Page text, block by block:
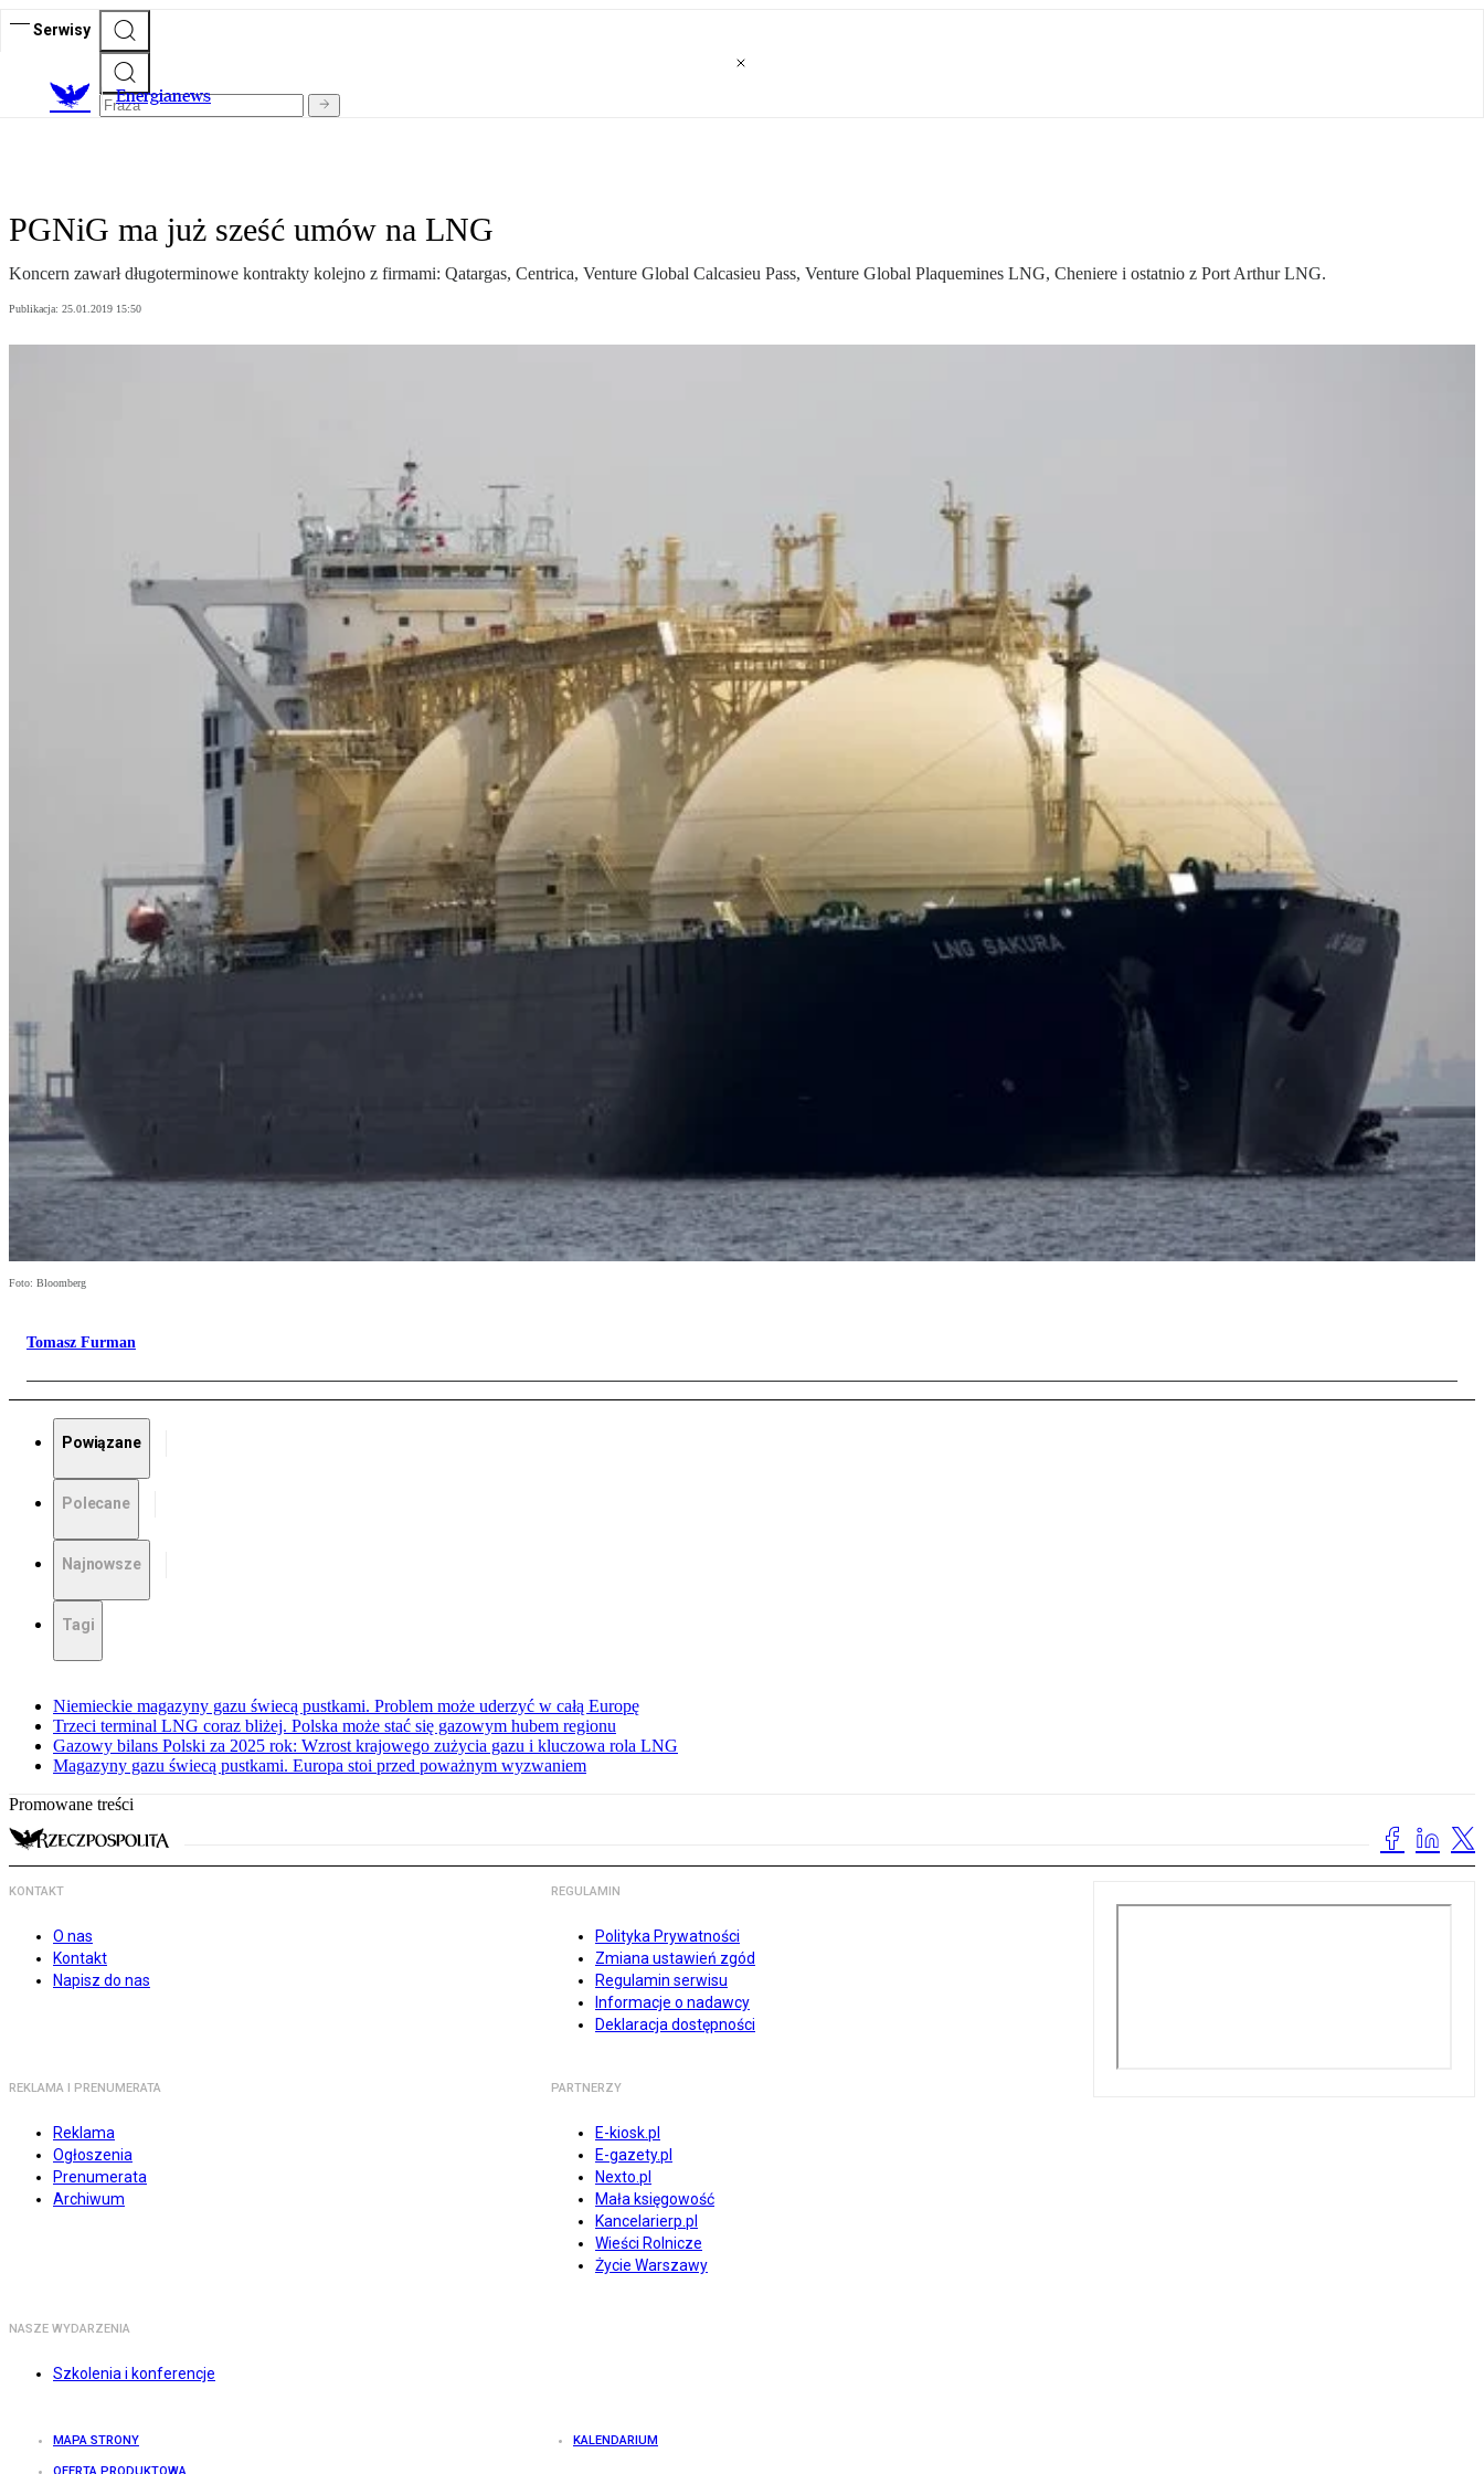
Serwisy
Energianews
PGNiG ma już sześć umów na LNG
Koncern zawarł długoterminowe kontrakty kolejno z firmami: Qatargas, Centrica, Venture Global Calcasieu Pass, Venture Global Plaquemines LNG, Cheniere i ostatnio z Port Arthur LNG.
Publikacja: 25.01.2019 15:50
Foto: Bloomberg
Tomasz Furman
Powiązane
Polecane
Najnowsze
Tagi
Niemieckie magazyny gazu świecą pustkami. Problem może uderzyć w całą Europę
Trzeci terminal LNG coraz bliżej. Polska może stać się gazowym hubem regionu
Gazowy bilans Polski za 2025 rok: Wzrost krajowego zużycia gazu i kluczowa rola LNG
Magazyny gazu świecą pustkami. Europa stoi przed poważnym wyzwaniem
Promowane treści
KONTAKT
O nas
Kontakt
Napisz do nas
REGULAMIN
Polityka Prywatności
Zmiana ustawień zgód
Regulamin serwisu
Informacje o nadawcy
Deklaracja dostępności
REKLAMA I PRENUMERATA
Reklama
Ogłoszenia
Prenumerata
Archiwum
PARTNERZY
E-kiosk.pl
E-gazety.pl
Nexto.pl
Mała księgowość
Kancelarierp.pl
Wieści Rolnicze
Życie Warszawy
NASZE WYDARZENIA
Szkolenia i konferencje
MAPA STRONY KALENDARIUM